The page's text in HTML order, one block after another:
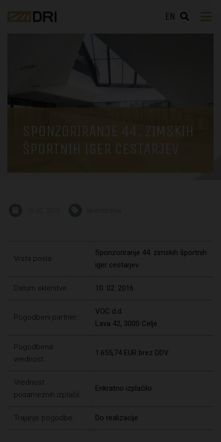
EN
SPONZORIRANJE 44. ZIMSKIH
ŠPORTNIH IGER CESTARJEV
Vrsta posla:
Sponzoriranje 44. zimskih športnih
iger cestarjev
Datum sklenitve: 10. 02. 2016
Pogodbeni partner:
VOC d.d.
Lava 42, 3000 Celje
Pogodbena
vrednost:
1.655,74 EUR brez DDV
Vrednost
posameznih izplačil:
Enkratno izplačilo
Trajanje pogodbe: Do realizacije